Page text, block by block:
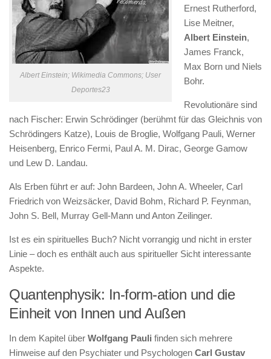
Albert Einstein; Wikimedia Commons; User
Deportes23
Ernest Rutherford,
Lise Meitner,
Albert Einstein,
James Franck,
Max Born und Niels
Bohr.
Revolutionäre sind
nach Fischer: Erwin Schrödinger (berühmt für das Gleichnis von
Schrödingers Katze), Louis de Broglie, Wolfgang Pauli, Werner
Heisenberg, Enrico Fermi, Paul A. M. Dirac, George Gamow
und Lew D. Landau.
Als Erben führt er auf: John Bardeen, John A. Wheeler, Carl
Friedrich von Weizsäcker, David Bohm, Richard P. Feynman,
John S. Bell, Murray Gell-Mann und Anton Zeilinger.
Ist es ein spirituelles Buch? Nicht vorrangig und nicht in erster
Linie – doch es enthält auch aus spiritueller Sicht interessante
Aspekte.
Quantenphysik: In-form-ation und die
Einheit von Innen und Außen
In dem Kapitel über Wolfgang Pauli finden sich mehrere
Hinweise auf den Psychiater und Psychologen Carl Gustav